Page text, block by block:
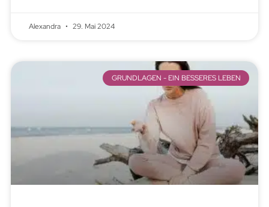
Alexandra 29. Mai 2024
GRUNDLAGEN - EIN BESSERES LEBEN